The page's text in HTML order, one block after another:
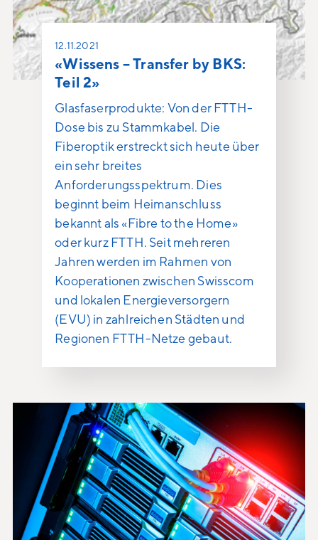
12.11.2021
«Wissens – Transfer by BKS:
Teil 2»
Glasfaserprodukte: Von der FTTH-
Dose bis zu Stammkabel. Die
Fiberoptik erstreckt sich heute über
ein sehr breites
Anforderungsspektrum. Dies
beginnt beim Heimanschluss
bekannt als «Fibre to the Home»
oder kurz FTTH. Seit mehreren
Jahren werden im Rahmen von
Kooperationen zwischen Swisscom
und lokalen Energieversorgern
(EVU) in zahlreichen Städten und
Regionen FTTH-Netze gebaut.